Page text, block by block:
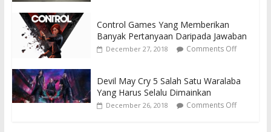
Control Games Yang Memberikan
Banyak Pertanyaan Daripada Jawaban
December 27, 2018 Comments Off
Devil May Cry 5 Salah Satu Waralaba
Yang Harus Selalu Dimainkan
December 26, 2018 Comments Off